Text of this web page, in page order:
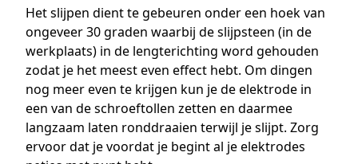
Het slijpen dient te gebeuren onder een hoek van
ongeveer 30 graden waarbij de slijpsteen (in de
werkplaats) in de lengterichting word gehouden
zodat je het meest even effect hebt. Om dingen
nog meer even te krijgen kun je de elektrode in
een van de schroeftollen zetten en daarmee
langzaam laten ronddraaien terwijl je slijpt. Zorg
ervoor dat je voordat je begint al je elektrodes